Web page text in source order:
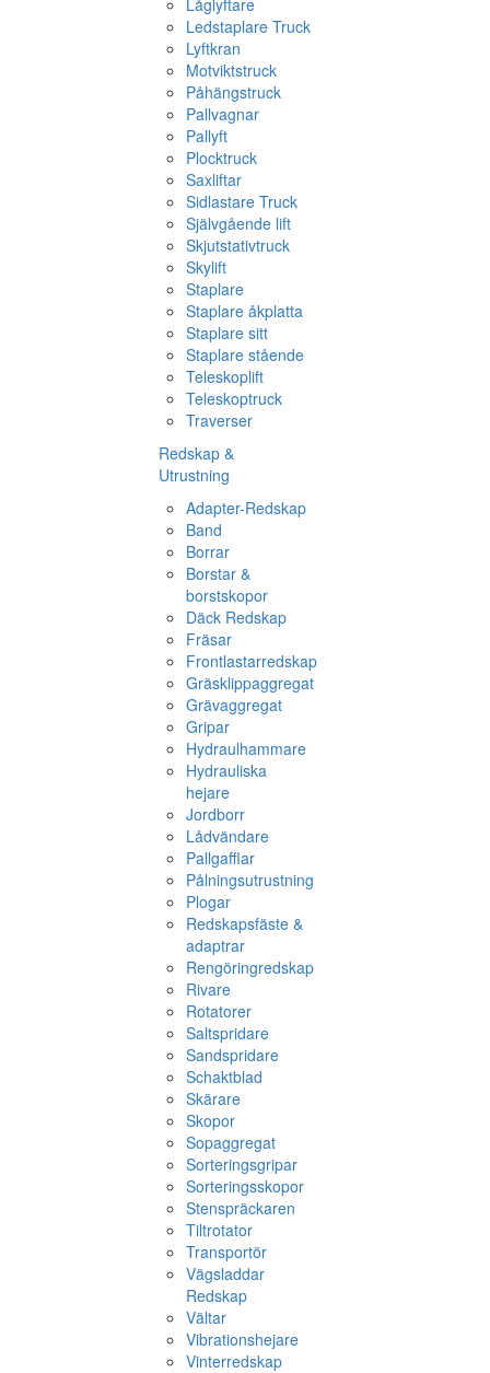
Låglyftare
Ledstaplare Truck
Lyftkran
Motviktstruck
Påhängstruck
Pallvagnar
Pallyft
Plocktruck
Saxliftar
Sidlastare Truck
Självgående lift
Skjutstativtruck
Skylift
Staplare
Staplare åkplatta
Staplare sitt
Staplare stående
Teleskoplift
Teleskoptruck
Traverser
Redskap &
Utrustning
Adapter-Redskap
Band
Borrar
Borstar &
borstskopor
Däck Redskap
Fräsar
Frontlastarredskap
Gräsklippaggregat
Grävaggregat
Gripar
Hydraulhammare
Hydrauliska
hejare
Jordborr
Lådvändare
Pallgafflar
Pålningsutrustning
Plogar
Redskapsfäste &
adaptrar
Rengöringredskap
Rivare
Rotatorer
Saltspridare
Sandspridare
Schaktblad
Skärare
Skopor
Sopaggregat
Sorteringsgripar
Sorteringsskopor
Stenspräckaren
Tiltrotator
Transportör
Vägsladdar
Redskap
Vältar
Vibrationshejare
Vinterredskap